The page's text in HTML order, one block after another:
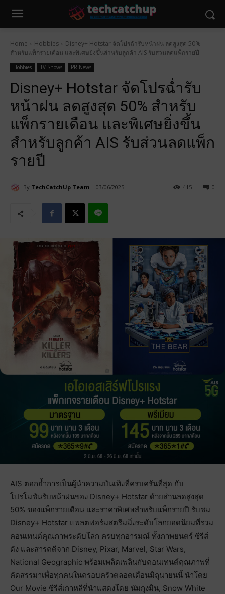
Home Hobbies
Disney+ Hotstar จัดโปรฉ่ำรับหน้าฝน ลดสูงสุด 50%
สำหรับแพ็กรายเดือน และพิเศษยิ่งขึ้นสำหรับลูกค้า AIS รับส่วนลดแพ็กรายปี
Hobbies TV Shows PR News
Disney+ Hotstar จัดโปรฉ่ำรับ
หน้าฝน ลดสูงสุด 50% สำหรับ
แพ็กรายเดือน และพิเศษยิ่งขึ้น
สำหรับลูกค้า AIS รับส่วนลดแพ็ก
รายปี
By TechCatchUp Team 03/06/2025 0
415
AIS ตอกย้ำการเป็นผู้นำความบันเทิงที่ครบครันที่สุด กับ
โปรโมชันรับหน้าฝนของ Disney+ Hotstar ด้วยส่วนลดสูงสุด
50% ของแพ็กรายเดือน และราคาพิเศษสำหรับแพ็กรายปี รับชม
Disney+ Hotstar แพลตฟอร์มสตรีมมิ่งระดับโลกยอดนิยมที่รวม
คอนเทนต์คุณภาพระดับโลก ครบทุกอารมณ์ ทั้งภาพยนตร์ ซีรีส์
ดัง และสารคดีจาก Disney, Pixar, Marvel, Star Wars,
National Geographic พร้อมเพลิดเพลินกับคอนเทนต์คุณภาพที่
คัดสรรมาเพื่อทุกคนในครอบครัวตลอดเดือนมิถุนายนนี้ นำโดย
Our Movie ซีรีส์เกาหลีที่นำแสดงโดย นัมกุงมิน, Snow White